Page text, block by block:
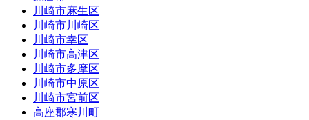
川崎市麻生区
川崎市川崎区
川崎市幸区
川崎市高津区
川崎市多摩区
川崎市中原区
川崎市宮前区
高座郡寒川町